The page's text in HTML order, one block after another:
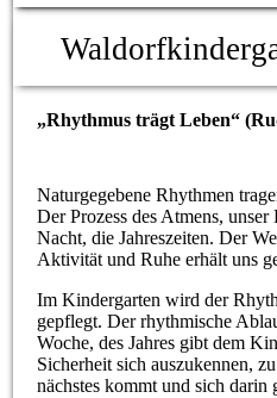
„Rhythmus trägt Leben“
Naturgegebene Rhythmen
Der Prozess des Atmens,
Nacht, die Jahreszeiten. Der
Aktivität und Ruhe erhält uns
Im Kindergarten wird der
gepflegt. Der rhythmische
Woche, des Jahres gibt dem
Sicherheit sich auszukennen,
nächstes kommt und sich darin